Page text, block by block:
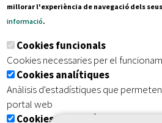
Subscriu-te al nostre butlletí
Inici | Avís legal | Protecció de
| Accessibilitat
millorar l'experiència de navegació dels
informació.
Cookies funcionals
Cookies necessaries per el
Cookies analítiques
Anàlisis d'estadístiques que
portal web
Cookies publicitàries